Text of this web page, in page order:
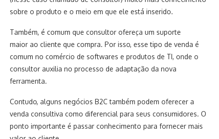
sobre o produto e o meio em que ele está inserido.
Também, é comum que consultor ofereça um suporte
maior ao cliente que compra. Por isso, esse tipo de venda é
comum no comércio de softwares e produtos de TI, onde o
consultor auxilia no processo de adaptação da nova
ferramenta.
Contudo, alguns negócios B2C também podem oferecer a
venda consultiva como diferencial para seus consumidores. O
ponto importante é passar conhecimento para fornecer mais